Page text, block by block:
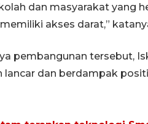
dan masyarakat yang
akses darat,”
pembangunan tersebut,
lancar dan berdampak